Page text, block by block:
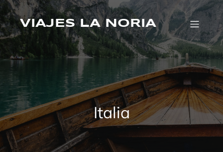
Saltar
contenidoVIAJES LA NORIA
Italia